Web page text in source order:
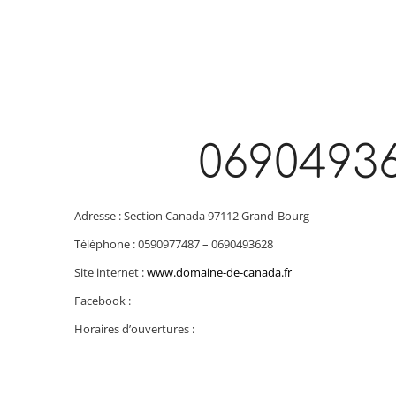
Adresse : Section Canada 97112 Grand-Bourg
Téléphone : 0590977487 – 0690493628
Site internet :www.domaine-de-canada.fr
Facebook :
Horaires d’ouvertures :